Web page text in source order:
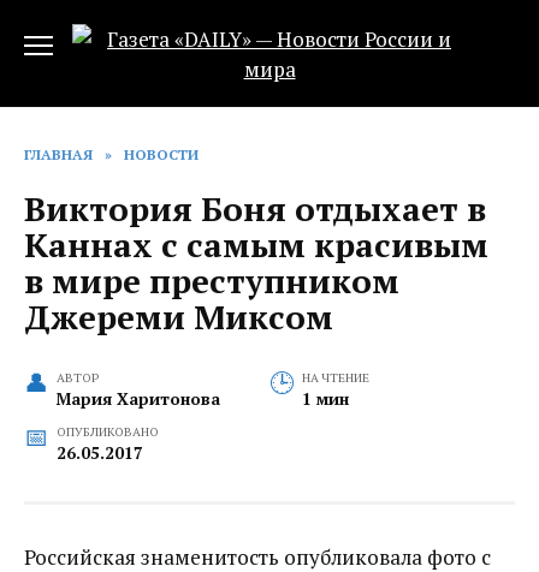
ГЛАВНАЯ » НОВОСТИ
Виктория Боня отдыхает в
Каннах с самым красивым
в мире преступником
Джереми Миксом
АВТОР
Мария Харитонова
НА ЧТЕНИЕ
1 мин
ОПУБЛИКОВАНО
26.05.2017
Российская знаменитость опубликовала фото с